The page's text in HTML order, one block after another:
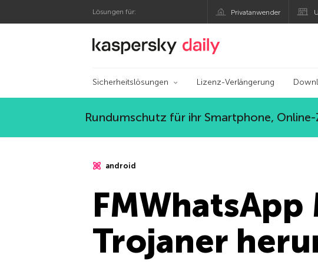
Lösungen für: Privatanwender
Offizieller Blog von Kaspersky
Sicherheitslösungen Lizenz-Verlängerung
Rundumschutz für ihr Smartphone,
android
Trojaner